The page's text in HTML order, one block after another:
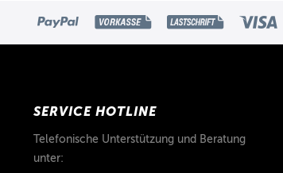
SERVICE HOTLINE
Telefonische Unterstützung und Beratung
unter: